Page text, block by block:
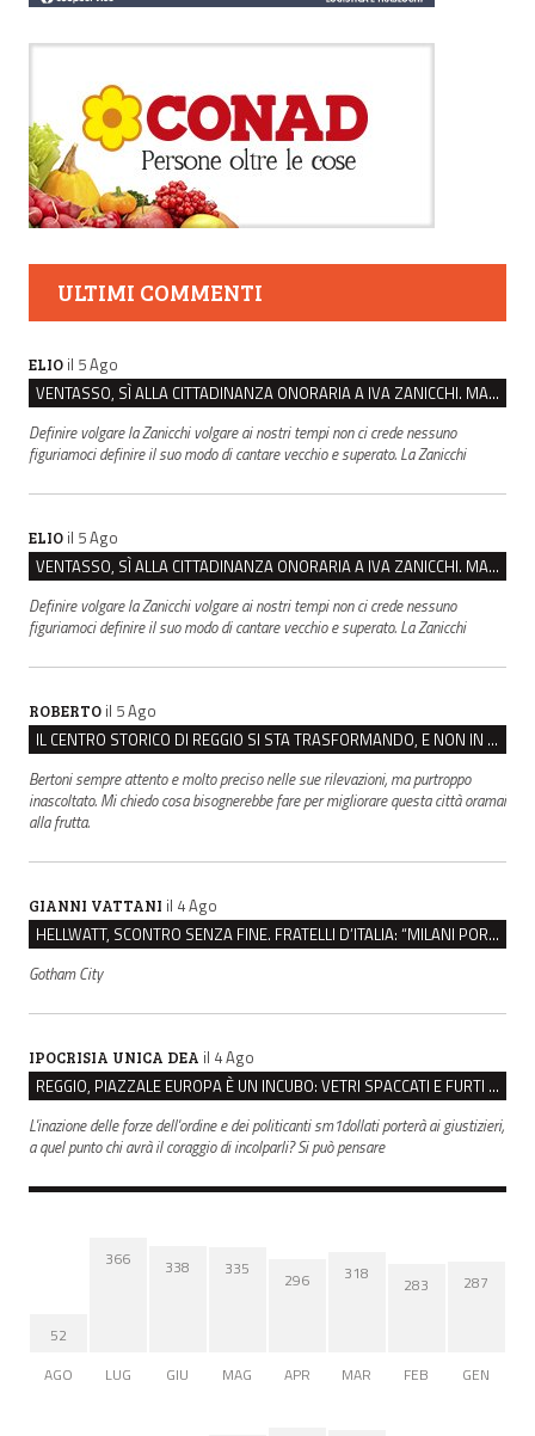
ULTIMI COMMENTI
ELIO il 5 Ago
VENTASSO, SÌ ALLA CITTADINANZA ONORARIA A IVA ZANICCHI. MA BARGIACCHI: “È DI PESSIMO GUSTO”
Definire volgare la Zanicchi volgare ai nostri tempi non ci crede nessuno
figuriamoci definire il suo modo di cantare vecchio e superato. La Zanicchi
ELIO il 5 Ago
VENTASSO, SÌ ALLA CITTADINANZA ONORARIA A IVA ZANICCHI. MA BARGIACCHI: “È DI PESSIMO GUSTO”
Definire volgare la Zanicchi volgare ai nostri tempi non ci crede nessuno
figuriamoci definire il suo modo di cantare vecchio e superato. La Zanicchi
ROBERTO il 5 Ago
IL CENTRO STORICO DI REGGIO SI STA TRASFORMANDO, E NON IN MEGLIO
Bertoni sempre attento e molto preciso nelle sue rilevazioni, ma purtroppo
inascoltato. Mi chiedo cosa bisognerebbe fare per migliorare questa città oramai
alla frutta.
GIANNI VATTANI il 4 Ago
HELLWATT, SCONTRO SENZA FINE. FRATELLI D’ITALIA: “MILANI PORTA DOCUMENTI, DE FRANCO INSULTI”
Gotham City
IPOCRISIA UNICA DEA il 4 Ago
REGGIO, PIAZZALE EUROPA È UN INCUBO: VETRI SPACCATI E FURTI SULLE AUTO IN SOSTA
L'inazione delle forze dell'ordine e dei politicanti sm1dollati porterà ai giustizieri,
a quel punto chi avrà il coraggio di incolparli? Si può pensare
52
AGO
366
LUG
338
GIU
335
MAG
296
APR
318
MAR
283
FEB
287
GEN